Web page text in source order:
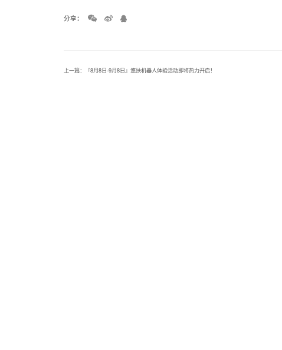
分享：
上一篇：『8月8日-9月8日』悠扶机器人体验活动即将热力开启！